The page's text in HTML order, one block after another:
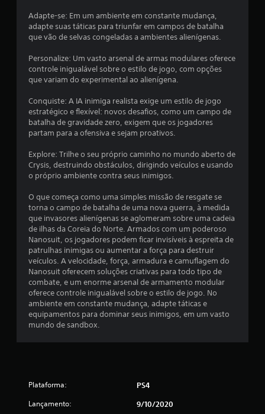
3
.
8
4
e
t
e
l
a
s
(
d
Adapte-se: Em um ambiente em constante mudança,
adapte suas táticas para triunfar em campos de batalha
que vão de selvas congeladas a ambientes alienígenas.
Personalize: Um vasto arsenal de armas modulares oferece
controle inigualável sobre o estilo de jogo, com opções
que variam do experimental ao alienígena.
Conquiste: A IA inimiga realista exige um estilo de jogo
estratégico e flexível: novos desafios, como um campo de
batalha de gravidade zero, exigem que os jogadores
partam para a ofensiva e sejam proativos.
Explore: Trilhe o seu próprio caminho no mundo aberto de
Crysis, destruindo obstáculos, dirigindo veículos e usando
o próprio ambiente contra seus inimigos.
O que começa como uma simples missão de resgate se
torna o campo de batalha de uma nova guerra, à medida
que invasores alienígenas se aglomeram sobre uma cadeia
de ilhas da Coreia do Norte. Armados com um poderoso
Nanosuit, os jogadores podem ficar invisíveis à espreita de
patrulhas inimigas ou aumentar a força para destruir
veículos. A velocidade, força, armadura e camuflagem do
Nanosuit oferecem soluções criativas para todo tipo de
combate, e um enorme arsenal de armamento modular
oferece controle inigualável sobre o estilo de jogo. No
ambiente em constante mudança, adapte táticas e
equipamentos para dominar seus inimigos, em um vasto
mundo de sandbox.
Plataforma: PS4
Lançamento: 9/10/2020